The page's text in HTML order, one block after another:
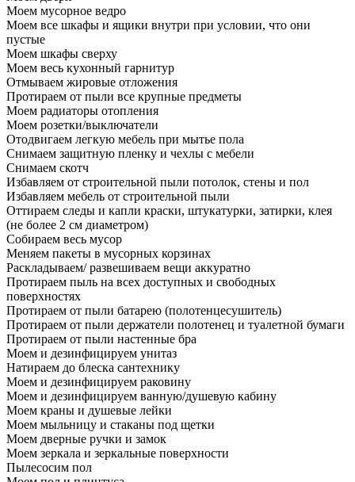
Моем мусорное ведро
Моем все шкафы и ящики внутри при условии, что они
пустые
Моем шкафы сверху
Моем весь кухонный гарнитур
Отмываем жировые отложения
Протираем от пыли все крупные предметы
Моем радиаторы отопления
Моем розетки/выключатели
Отодвигаем легкую мебель при мытье пола
Снимаем защитную пленку и чехлы с мебели
Снимаем скотч
Избавляем от строительной пыли потолок, стены и пол
Избавляем мебель от строительной пыли
Оттираем следы и капли краски, штукатурки, затирки, клея
(не более 2 см диаметром)
Собираем весь мусор
Меняем пакеты в мусорных корзинах
Раскладываем/ развешиваем вещи аккуратно
Протираем пыль на всех доступных и свободных
поверхностях
Протираем от пыли батарею (полотенцесушитель)
Протираем от пыли держатели полотенец и туалетной бумаги
Протираем от пыли настенные бра
Моем и дезинфицируем унитаз
Натираем до блеска сантехнику
Моем и дезинфицируем раковину
Моем и дезинфицируем ванную/душевую кабину
Моем краны и душевые лейки
Моем мыльницу и стаканы под щетки
Моем дверные ручки и замок
Моем зеркала и зеркальные поверхности
Пылесосим пол